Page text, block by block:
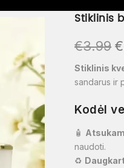
Stiklinis
€3.99 €
Stiklinis
sandarus ir
Kodėl
🧴
naudoti.
♻️